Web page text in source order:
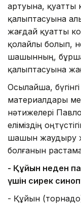
артуына, қуатты
қалыптасуына
жағдай қуатты
қолайлы болып,
шашынның,
қалыптасуына
Осылайша,
материалдары
нәтижелері
еліміздің
шашын жаудыру
болғанын
- Құйын неден
үшін сирек
- Құйын